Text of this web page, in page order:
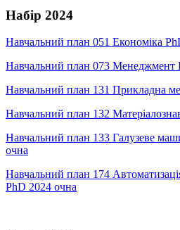
Набір 2024
Навчальний план 051 Економіка
Навчальний план 073 Менеджмент
Навчальний план 131 Прикладна
Навчальний план 132
Навчальний план 133 Галузеве
очна
Навчальний план 174
PhD 2024 очна